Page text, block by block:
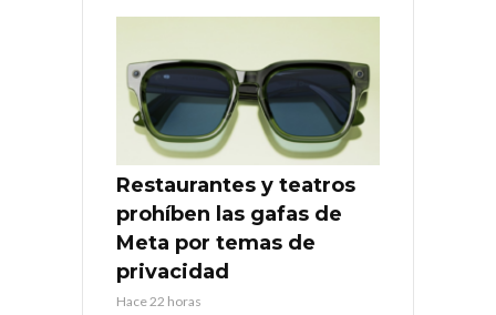
Restaurantes y teatros
prohíben las gafas de
Meta por temas de
privacidad
Hace 22 horas